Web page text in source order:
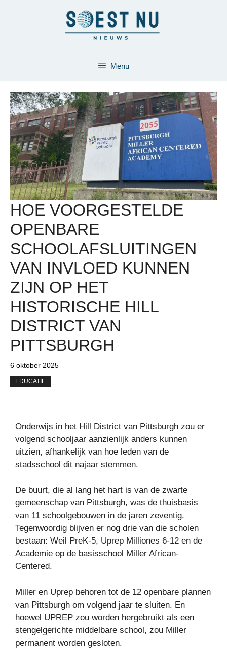
Menu
HOE VOORGESTELDE
OPENBARE
SCHOOLAFSLUITINGEN
VAN INVLOED KUNNEN
ZIJN OP HET
HISTORISCHE HILL
DISTRICT VAN
PITTSBURGH
6 oktober 2025
EDUCATIE
Onderwijs in het Hill District van Pittsburgh zou er
volgend schooljaar aanzienlijk anders kunnen
uitzien, afhankelijk van hoe leden van de
stadsschool dit najaar stemmen.
De buurt, die al lang het hart is van de zwarte
gemeenschap van Pittsburgh, was de thuisbasis
van 11 schoolgebouwen in de jaren zeventig.
Tegenwoordig blijven er nog drie van die scholen
bestaan: Weil PreK-5, Uprep Milliones 6-12 en de
Academie op de basisschool Miller African-
Centered.
Miller en Uprep behoren tot de 12 openbare plannen
van Pittsburgh om volgend jaar te sluiten. En
hoewel UPREP zou worden hergebruikt als een
stengelgerichte middelbare school, zou Miller
permanent worden gesloten.